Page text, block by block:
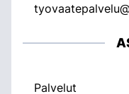
Palvelut